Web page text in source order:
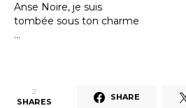
Anse Noire, je suis
tombée sous ton charme
…
2
SHARES SHARE